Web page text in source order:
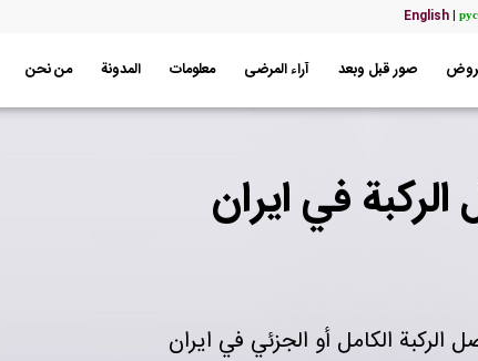
English|
صور قبل وبعد آراء المرضى معلومات المدونة من نحن
في ايران
الركبة الكامل أو الجزئي في ايران